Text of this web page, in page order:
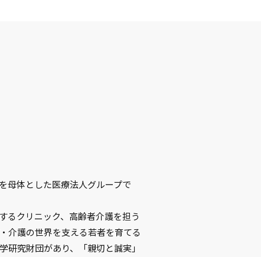
母体とした医療法人グループで
るクリニック、高齢者介護を担う
介護の世界を支える若者を育てる
究財団があり、「親切と誠実」